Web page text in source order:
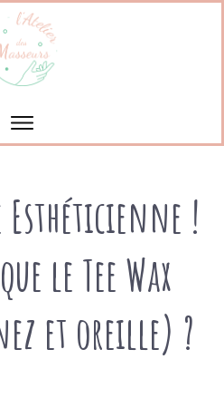
Esthéticienne !
le Tee Wax
et oreille) ?